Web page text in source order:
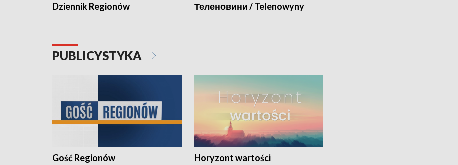
Dziennik Regionów Теленовини / Telenowyny
PUBLICYSTYKA
Gość Regionów Horyzont wartości